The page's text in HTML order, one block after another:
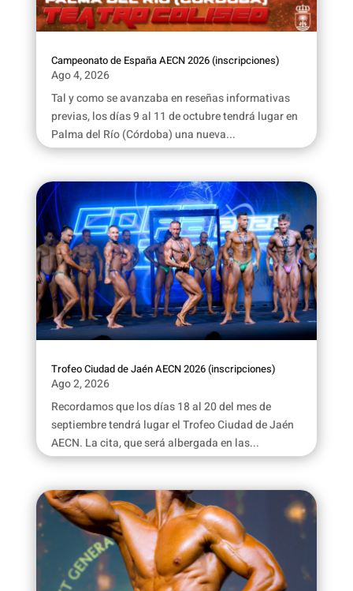
Campeonato de España AECN 2026 (inscripciones)
Ago 4, 2026
Tal y como se avanzaba en reseñas informativas
previas, los días 9 al 11 de octubre tendrá lugar en
Palma del Río (Córdoba) una nueva...
Trofeo Ciudad de Jaén AECN 2026 (inscripciones)
Ago 2, 2026
Recordamos que los días 18 al 20 del mes de
septiembre tendrá lugar el Trofeo Ciudad de Jaén
AECN. La cita, que será albergada en las...